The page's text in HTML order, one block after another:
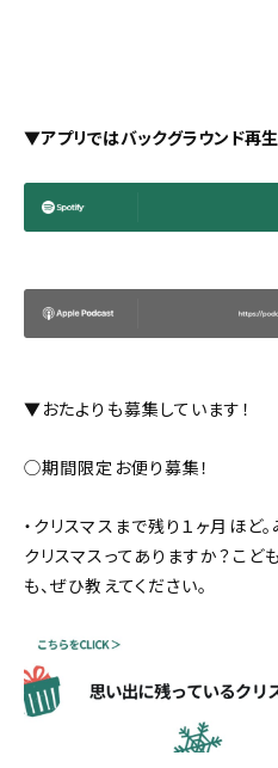
▼アプリではバックグラウンド再
▼おたよりも募集しています！
◯期間限定お便り募集！
・クリスマスまで残り１ヶ月ほど
クリスマスってありますか？こ
も、ぜひ教えてください。